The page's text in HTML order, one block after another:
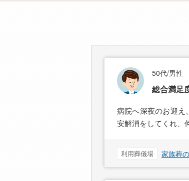
50代/男性
総合満足
病院へ深夜のお迎え
安解消をしてくれ、
利用葬儀場 家族葬